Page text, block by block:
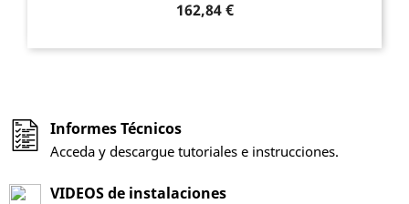
Precio
162,84 €
Informes Técnicos
Acceda y descargue tutoriales e instrucciones.
VIDEOS de instalaciones